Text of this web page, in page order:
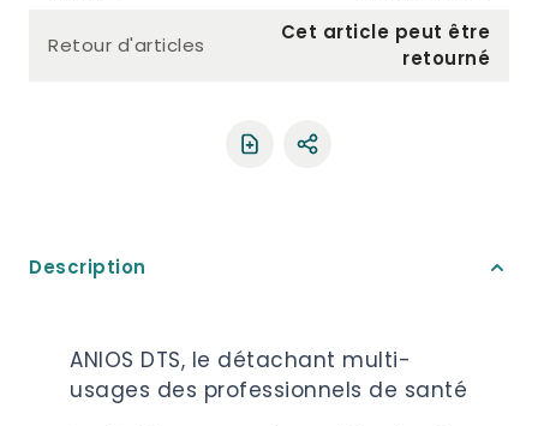
Retour d'articles
Cet article peut être
retourné
Partager le produit
Description
ANIOS DTS, le détachant multi-
usages des professionnels de santé